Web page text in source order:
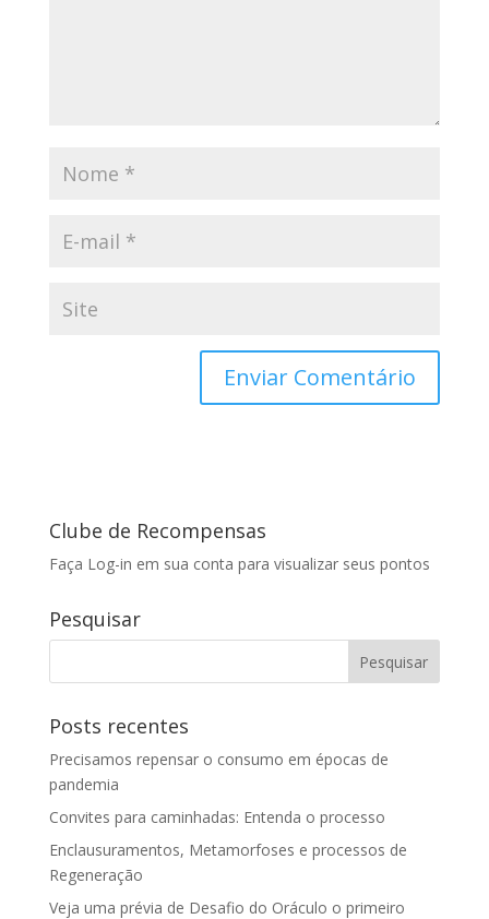
Clube de Recompensas
Faça Log-in em sua conta para visualizar seus pontos
Pesquisar
Posts recentes
Precisamos repensar o consumo em épocas de
pandemia
Convites para caminhadas: Entenda o processo
Enclausuramentos, Metamorfoses e processos de
Regeneração
Veja uma prévia de Desafio do Oráculo o primeiro